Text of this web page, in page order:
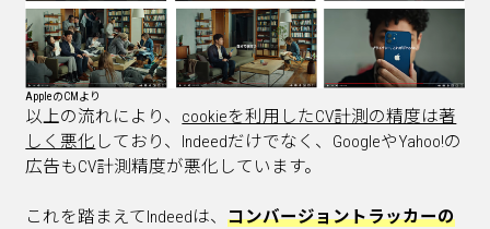
AppleのCMより
以上の流れにより、 cookieを利用したCV計測の精度は著
しく悪化 しており、Indeedだけでなく、GoogleやYahoo!の
広告もCV計測精度が悪化しています。
これを踏まえてIndeedは、コンバージョントラッカーの